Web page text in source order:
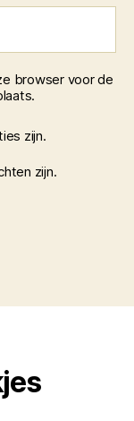
browser voor de
zijn.
zijn.